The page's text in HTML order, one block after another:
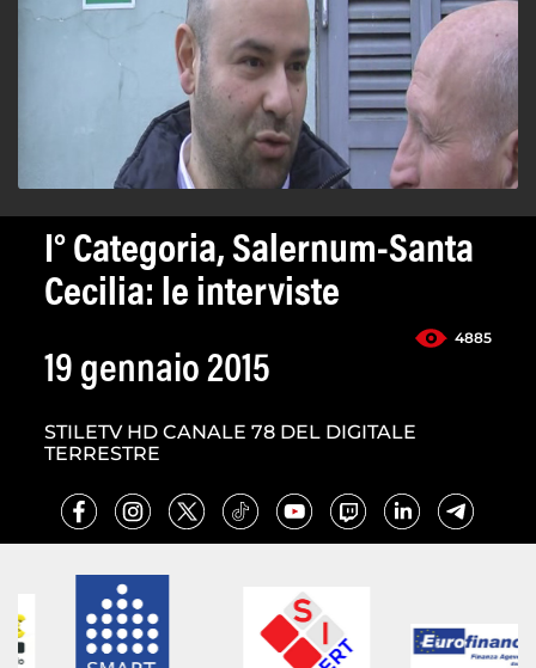
I° Categoria, Salernum-Santa
Cecilia: le interviste
4885
19 gennaio 2015
STILETV HD CANALE 78 DEL DIGITALE
TERRESTRE